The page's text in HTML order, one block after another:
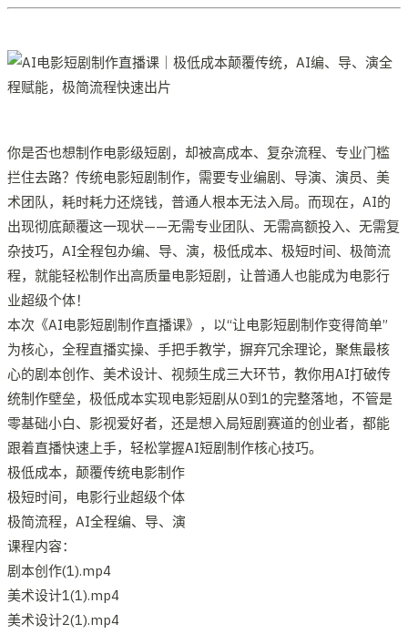
你是否也想制作电影级短剧，却被高成本、复杂流程、专业门槛
拦住去路？传统电影短剧制作，需要专业编剧、导演、演员、美
术团队，耗时耗力还烧钱，普通人根本无法入局。而现在，AI的
出现彻底颠覆这一现状——无需专业团队、无需高额投入、无需复
杂技巧，AI全程包办编、导、演，极低成本、极短时间、极简流
程，就能轻松制作出高质量电影短剧，让普通人也能成为电影行
业超级个体！
本次《AI电影短剧制作直播课》，以“让电影短剧制作变得简单”
为核心，全程直播实操、手把手教学，摒弃冗余理论，聚焦最核
心的剧本创作、美术设计、视频生成三大环节，教你用AI打破传
统制作壁垒，极低成本实现电影短剧从0到1的完整落地，不管是
零基础小白、影视爱好者，还是想入局短剧赛道的创业者，都能
跟着直播快速上手，轻松掌握AI短剧制作核心技巧。
极低成本，颠覆传统电影制作
极短时间，电影行业超级个体
极简流程，AI全程编、导、演
课程内容：
剧本创作(1).mp4
美术设计1(1).mp4
美术设计2(1).mp4